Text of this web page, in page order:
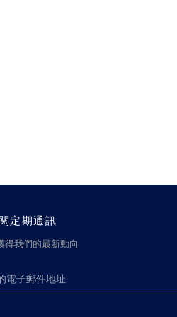
定期通訊
得我們的最新動向